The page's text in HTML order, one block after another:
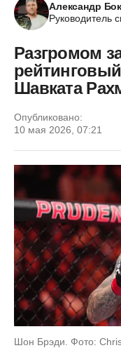
Александр
Руководитель
Разгромом
Шавката
Опубликовано:
10 мая 2026, 07:21
Шон Брэди. Фото: